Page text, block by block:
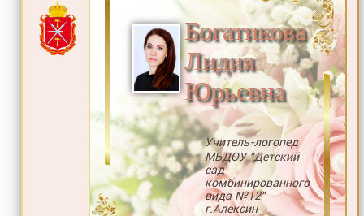
Богатикова
Лидия
Юрьевна
Учитель-логопед
МБДОУ "Детский
сад
комбинированного
вида №12"
г.Алексин